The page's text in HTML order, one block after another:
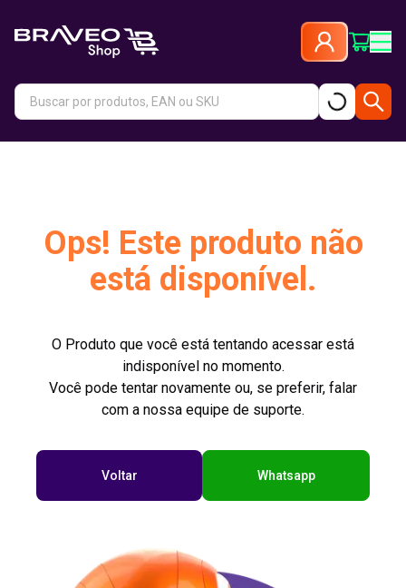
Ops! Este produto não
está disponível.
O Produto que você está tentando acessar está
indisponível no momento.
Você pode tentar novamente ou, se preferir, falar
com a nossa equipe de suporte.
Voltar Whatsapp